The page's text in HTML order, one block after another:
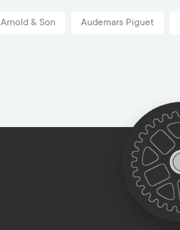
Arnold & Son Audemars Piguet